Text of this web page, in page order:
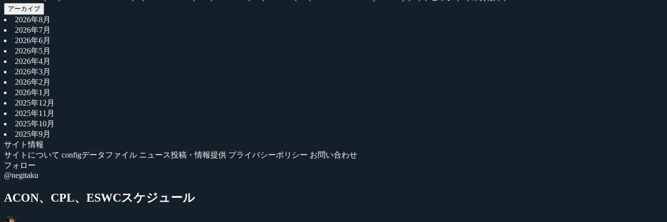
アーカイブ
2026年8月
2026年7月
2026年6月
2026年5月
2026年4月
2026年3月
2026年2月
2026年1月
2025年12月
2025年11月
2025年10月
2025年9月
サイト情報
サイトについて configデータファイル ニュース投稿・情報提供 プライバシーポリシー お問い合わせ
フォロー
@negitaku
ACON、CPL、ESWCスケジュール